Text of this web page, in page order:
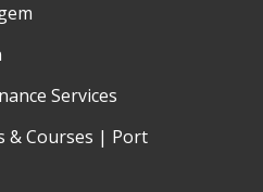
Services
& Courses | Port